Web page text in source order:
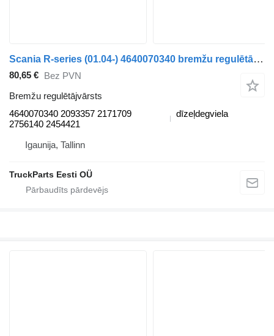
Scania R-series (01.04-) 4640070340 bremžu regulētājvārsts paredzēts Scania P,G,R,T-series (2004-2017) vilcēja
80,65 € Bez PVN
Bremžu regulētājvārsts
4640070340 2093357 2171709
2756140 2454421
dīzeļdegviela
Igaunija, Tallinn
TruckParts Eesti OÜ